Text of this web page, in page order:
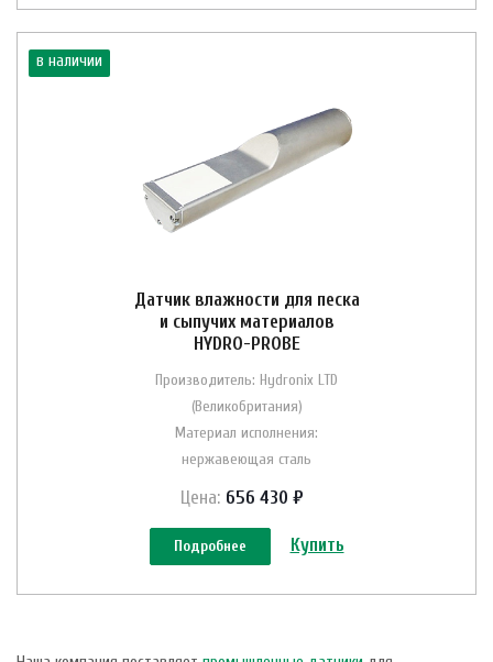
в наличии
Датчик влажности для песка
и сыпучих материалов
HYDRO-PROBE
Производитель: Hydronix LTD
(Великобритания)
Материал исполнения:
нержавеющая сталь
Цена: 656 430 ₽
Подробнее Купить